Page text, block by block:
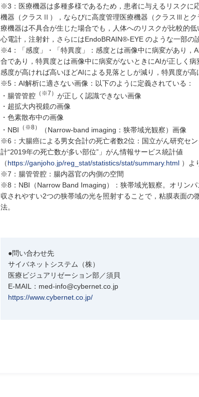
※3：医療機器は多種多様であるため，患者に与えるリスク
機器（クラスⅡ），ならびに高度管理医療機器（クラスⅢと
療機器は不具合が生じた場合でも，人体へのリスクが比較的
心電計，注射針，さらにはEndoBRAIN®-EYE のような一部の
※4：「感度」・「特異度」：感度とは画像中に病変があり，
合であり，特異度とは画像中に病変がないときにAIが正しく
感度が高ければ高いほどAIによる見落としが減り，特異度が高
※5：AI解析に適さない画像：以下のように定義されている：
・腸管管腔 （※7） が正しく認識できない画像
・超拡大内視鏡の画像
・色素散布中の画像
・NBI （※8）
（Narrow-band imaging：狭帯域光観察）画像
※6：大腸癌による男女合計の死亡者数2位：国立がん研究セ
計“2019年の死亡数が多い部位”」がん情報サービス統計値
（https://ganjoho.jp/reg_stat/statistics/stat/summary.html ）よ
※7：腸管管腔：腸内器官の内側の空間
※8：NBI（Narrow Band Imaging）：狭帯域光観察。オリン
収されやすい2つの狭帯域の光を照射することで，粘膜表面の
法。
●問い合わせ先
サイバネットシステム（株）
医療ビジュアリゼーション部／須貝
E-MAIL：med-info@cybernet.co.jp
https://www.cybernet.co.jp/